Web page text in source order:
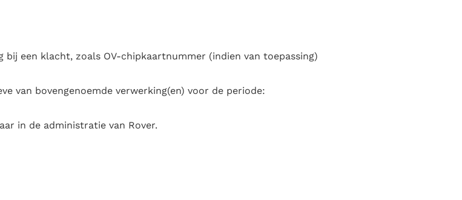
bij een klacht, zoals OV-chipkaartnummer (indien van toepassing)
van bovengenoemde verwerking(en) voor de periode:
in de administratie van Rover.